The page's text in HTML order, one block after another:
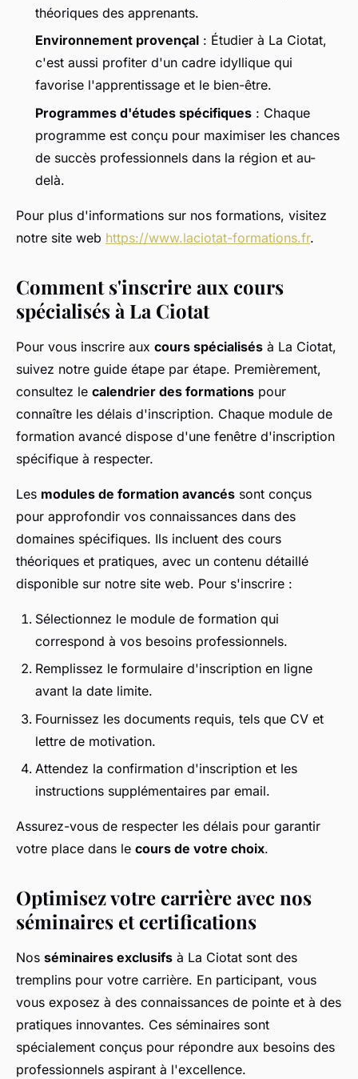
théoriques des apprenants.
Environnement provençal : Étudier à La Ciotat,
c'est aussi profiter d'un cadre idyllique qui
favorise l'apprentissage et le bien-être.
Programmes d'études spécifiques : Chaque
programme est conçu pour maximiser les chances
de succès professionnels dans la région et au-
delà.
Pour plus d'informations sur nos formations, visitez
notre site web https://www.laciotat-formations.fr.
Comment s'inscrire aux cours
spécialisés à La Ciotat
Pour vous inscrire aux cours spécialisés à La Ciotat,
suivez notre guide étape par étape. Premièrement,
consultez le calendrier des formations pour
connaître les délais d'inscription. Chaque module de
formation avancé dispose d'une fenêtre d'inscription
spécifique à respecter.
Les modules de formation avancés sont conçus
pour approfondir vos connaissances dans des
domaines spécifiques. Ils incluent des cours
théoriques et pratiques, avec un contenu détaillé
disponible sur notre site web. Pour s'inscrire :
Sélectionnez le module de formation qui
correspond à vos besoins professionnels.
Remplissez le formulaire d'inscription en ligne
avant la date limite.
Fournissez les documents requis, tels que CV et
lettre de motivation.
Attendez la confirmation d'inscription et les
instructions supplémentaires par email.
Assurez-vous de respecter les délais pour garantir
votre place dans le cours de votre choix.
Optimisez votre carrière avec nos
séminaires et certifications
Nos séminaires exclusifs à La Ciotat sont des
tremplins pour votre carrière. En participant, vous
vous exposez à des connaissances de pointe et à des
pratiques innovantes. Ces séminaires sont
spécialement conçus pour répondre aux besoins des
professionnels aspirant à l'excellence.